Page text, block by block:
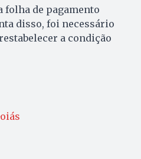
folha de pagamento
disso, foi necessário
a condição